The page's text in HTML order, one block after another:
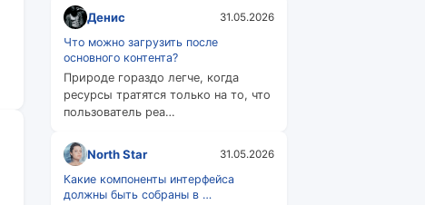
Денис 31.05.2026
Что можно загрузить после
основного контента?
Природе гораздо легче, когда
ресурсы тратятся только на то, что
пользователь реа…
North Star 31.05.2026
Какие компоненты интерфейса
должны быть собраны в …